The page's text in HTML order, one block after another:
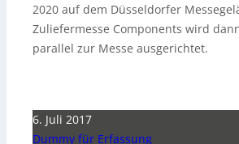
2020 auf dem Düsseldorfer
Zuliefermesse Components wird
parallel zur Messe ausgerichtet.
6. Juli 2017
Dummy für Erfassung